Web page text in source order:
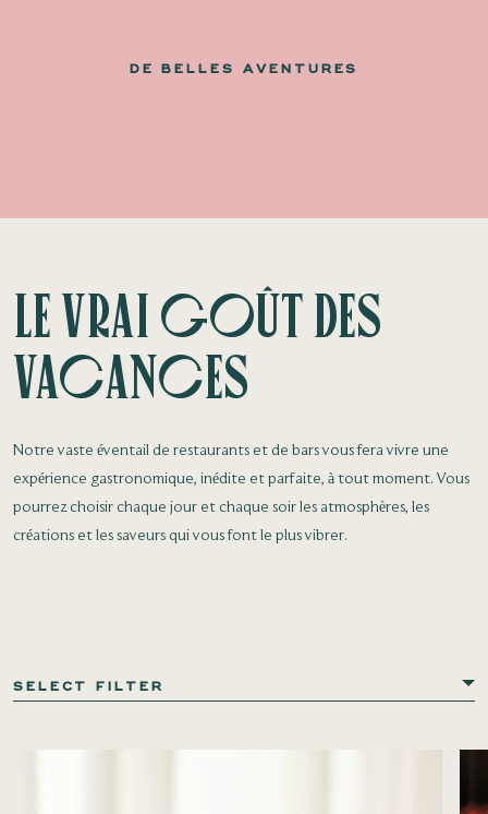
DE BELLES AVENTURES
Le vrai goût des
vacances
Notre vaste éventail de restaurants et de bars vous fera vivre une
expérience gastronomique, inédite et parfaite, à tout moment. Vous
pourrez choisir chaque jour et chaque soir les atmosphères, les
créations et les saveurs qui vous font le plus vibrer.
SELECT FILTER